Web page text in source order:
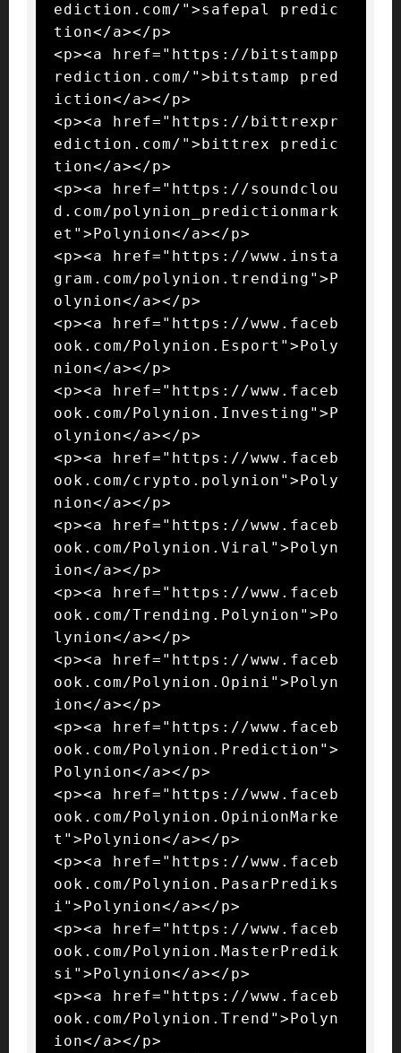
ediction.com/">safepal predic
tion</a></p>
<p><a href="https://bitstampp
rediction.com/">bitstamp pred
iction</a></p>
<p><a href="https://bittrexpr
ediction.com/">bittrex predic
tion</a></p>
<p><a href="https://soundclou
d.com/polynion_predictionmark
et">Polynion</a></p>
<p><a href="https://www.insta
gram.com/polynion.trending">P
olynion</a></p>
<p><a href="https://www.faceb
ook.com/Polynion.Esport">Poly
nion</a></p>
<p><a href="https://www.faceb
ook.com/Polynion.Investing">P
olynion</a></p>
<p><a href="https://www.faceb
ook.com/crypto.polynion">Poly
nion</a></p>
<p><a href="https://www.faceb
ook.com/Polynion.Viral">Polyn
ion</a></p>
<p><a href="https://www.faceb
ook.com/Trending.Polynion">Po
lynion</a></p>
<p><a href="https://www.faceb
ook.com/Polynion.Opini">Polyn
ion</a></p>
<p><a href="https://www.faceb
ook.com/Polynion.Prediction">
Polynion</a></p>
<p><a href="https://www.faceb
ook.com/Polynion.OpinionMarke
t">Polynion</a></p>
<p><a href="https://www.faceb
ook.com/Polynion.PasarPrediks
i">Polynion</a></p>
<p><a href="https://www.faceb
ook.com/Polynion.MasterPredik
si">Polynion</a></p>
<p><a href="https://www.faceb
ook.com/Polynion.Trend">Polyn
ion</a></p>